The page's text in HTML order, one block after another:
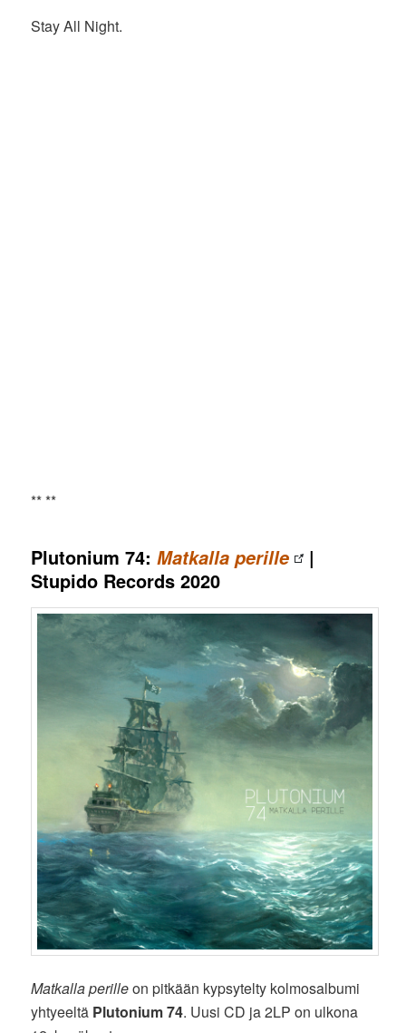
Stay All Night.
** **
Plutonium 74:Matkalla perille
|
Stupido Records 2020
Matkalla perilleon pitkään kypsytelty kolmosalbumi
yhtyeeltä Plutonium 74. Uusi CD ja 2LP on ulkona